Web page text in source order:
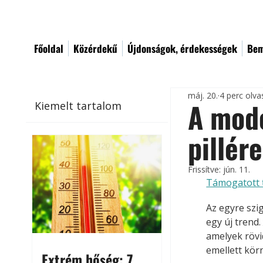
Főoldal Közérdekű Újdonságok, érdekességek
Kiemelt tartalom A
pillére
máj. 20. 4 perc
Frissítve: jún. 11.
Támogatott
Az egyre
egy új
amelyek
emellett